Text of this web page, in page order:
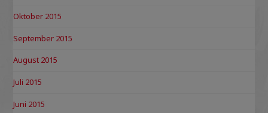
Oktober 2015
September 2015
August 2015
Juli 2015
Juni 2015